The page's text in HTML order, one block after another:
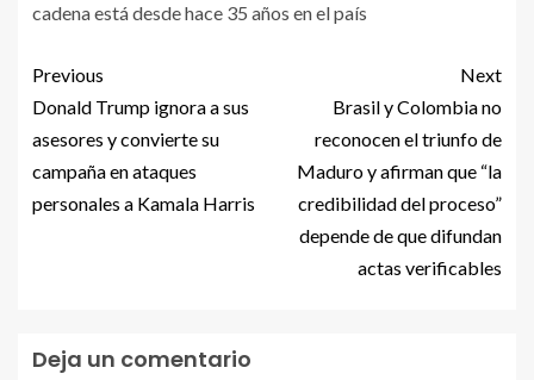
cadena está desde hace 35 años en el país
Previous
Donald Trump ignora a sus
asesores y convierte su
campaña en ataques
personales a Kamala Harris
Next
Brasil y Colombia no
reconocen el triunfo de
Maduro y afirman que “la
credibilidad del proceso”
depende de que difundan
actas verificables
Deja un comentario